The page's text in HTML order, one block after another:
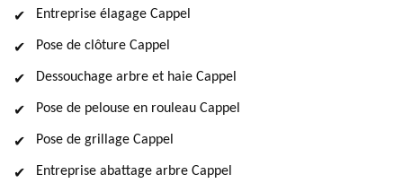
Entreprise élagage Cappel
Pose de clôture Cappel
Dessouchage arbre et haie Cappel
Pose de pelouse en rouleau Cappel
Pose de grillage Cappel
Entreprise abattage arbre Cappel